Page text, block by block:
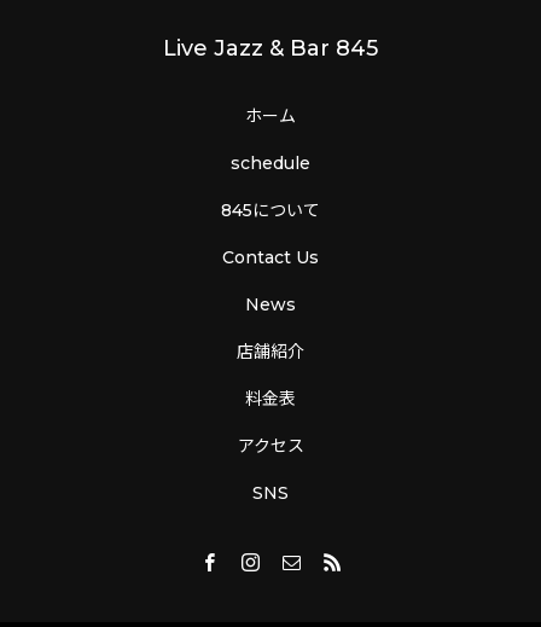
Live Jazz & Bar 845
ホーム
schedule
845について
Contact Us
News
店舗紹介
料金表
アクセス
SNS